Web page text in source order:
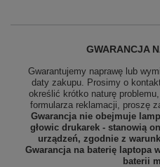
GWARANCJA
Gwarantujemy naprawę lub
daty zakupu. Prosimy o
określić krótko naturę
formularza reklamacji, proszę
Gwarancja nie obejmuje
głowic drukarek - stanowią
urządzeń, zgodnie z
Gwarancja na baterię laptopa
baterii